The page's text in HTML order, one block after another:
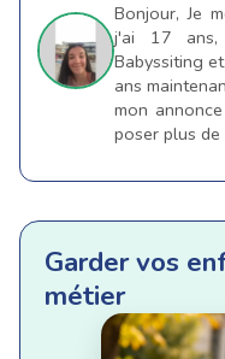
Bonjour, Je
j'ai 17
Babyssiting
ans
mon
poser plus de
Garder vos
métier